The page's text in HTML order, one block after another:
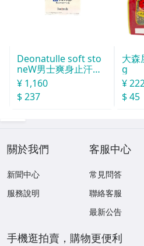
Deonatulle soft sto
neW男士爽身止汗石
消臭石２０ｇ
¥ 1,160
$ 237
大森
g
¥
$ 45
關於我們
新聞中心
服務說明
客服中心
常見問答
聯絡客服
最新公告
手機逛拍賣，購物更便利